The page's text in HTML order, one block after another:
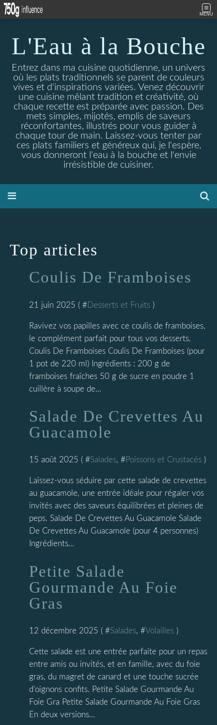
MENU
L'Eau à la Bouche
Entrez dans ma cuisine quotidienne, un univers
où les plats traditionnels se parent de couleurs
vives et d'inspirations variées. Venez découvrir
une cuisine mêlant tradition et créativité, où
chaque recette est préparée avec passion. Des
mets simples, mijotés, emplis de saveurs
réconfortantes, illustrés pour vous guider à
chaque tour de main. Laissez-vous tenter par
ces plats familiers et généreux qui, je l'espère,
vous donneront l'eau à la bouche et l'envie
irrésistible de cuisiner.
Top articles
Coulis De Framboises
21 juin 2025 ( # Desserts et Fruits )
Ravivez vos papilles avec ce coulis de framboises,
le complément parfait pour tous vos desserts.
Coulis De Framboises Coulis De Framboises (pour
1 pot de 220 ml) Ingrédients : 200 g de
framboises fraîches 50 g de sucre en poudre 1
cuillère à soupe de...
Salade De Crevettes Au
Guacamole
15 août 2025 ( #Salades, #Poissons et Crustacés )
Laissez-vous séduire par cette salade de crevettes
au guacamole, une entrée idéale pour régaler vos
invités avec des saveurs équilibrées et pleines de
peps. Salade De Crevettes Au Guacamole Salade
De Crevettes Au Guacamole (pour 4 personnes)
Ingrédients...
Petite Salade
Gourmande Au Foie
Gras
12 décembre 2025 ( #Salades, #Volailles )
Cette salade est une entrée parfaite pour un repas
entre amis ou invités, et en famille, avec du foie
gras, du magret de canard et une touche sucrée
d'oignons confits. Petite Salade Gourmande Au
Foie Gra Petite Salade Gourmande Au Foie Gras
En deux versions...